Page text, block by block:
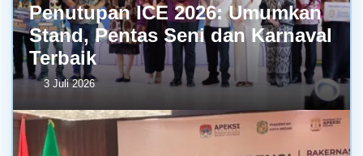
Penutupan ICE 2026: Umumkan
Stand, Pentas Seni dan Karnaval
Terbaik
3 Juli 2026